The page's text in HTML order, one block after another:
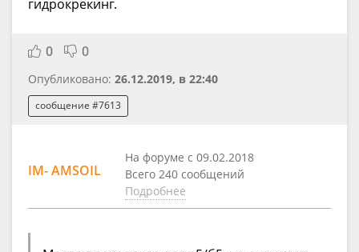
гидрокрекинг.
0 0
Опубликовано: 26.12.2019, в 22:40
сообщение #7613
IM- AMSOIL
На форуме с 09.02.2018
Всего 240 сообщений
Подробнее